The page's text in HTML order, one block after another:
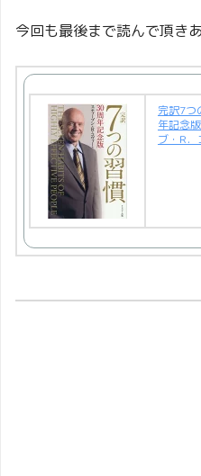
今回も最後まで読んで頂き
完訳7つ
年記念
ブ・R